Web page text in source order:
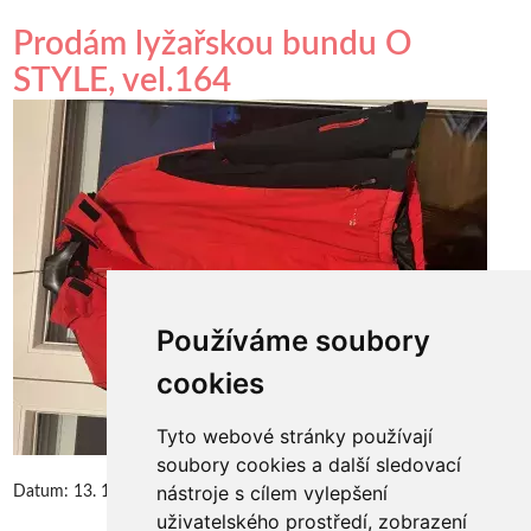
Používáme soubory
cookies
Tyto webové stránky používají
soubory cookies a další sledovací
nástroje s cílem vylepšení
uživatelského prostředí, zobrazení
Prodám lyžařskou bundu O
STYLE, vel.164
Datum: 13. 12. 2024